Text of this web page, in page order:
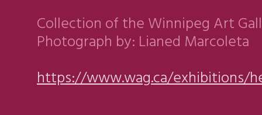
Collection of the Winnipeg Art
Photograph by: Lianed Marcoleta
https://www.wag.ca/exhibitions/